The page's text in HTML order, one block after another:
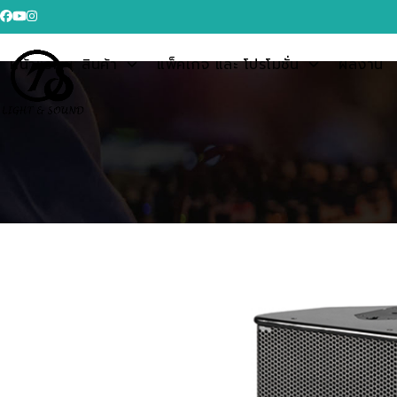
Skip
to
content
Facebook
YouTube
Instagram
หน้าแรก สินค้า แพ็คเกจ และ โปรโมชั่น ผลงาน